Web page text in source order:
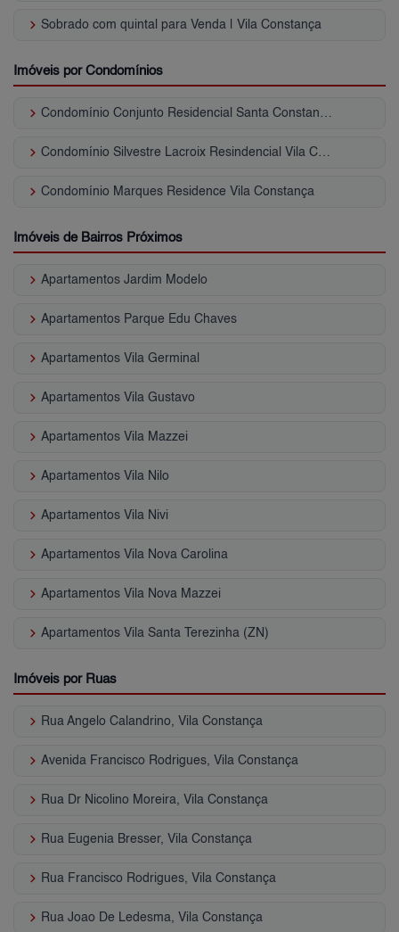
keyboard_arrow_right Sobrado com quintal para Venda | Vila Constança
Imóveis por Condomínios
keyboard_arrow_right
keyboard_arrow_right
keyboard_arrow_right Condomínio Marques Residence Vila Constança
Imóveis de Bairros Próximos
keyboard_arrow_right Apartamentos Jardim Modelo
keyboard_arrow_right Apartamentos Parque Edu Chaves
keyboard_arrow_right Apartamentos Vila Germinal
keyboard_arrow_right Apartamentos Vila Gustavo
keyboard_arrow_right Apartamentos Vila Mazzei
keyboard_arrow_right Apartamentos Vila Nilo
keyboard_arrow_right Apartamentos Vila Nivi
keyboard_arrow_right Apartamentos Vila Nova Carolina
keyboard_arrow_right Apartamentos Vila Nova Mazzei
keyboard_arrow_right Apartamentos Vila Santa Terezinha (ZN)
Imóveis por Ruas
keyboard_arrow_right Rua Angelo Calandrino, Vila Constança
keyboard_arrow_right Avenida Francisco Rodrigues, Vila Constança
keyboard_arrow_right Rua Dr Nicolino Moreira, Vila Constança
keyboard_arrow_right Rua Eugenia Bresser, Vila Constança
keyboard_arrow_right Rua Francisco Rodrigues, Vila Constança
keyboard_arrow_right Rua Joao De Ledesma, Vila Constança